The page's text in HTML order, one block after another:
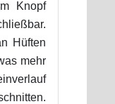
Knopf
Hüften
mehr